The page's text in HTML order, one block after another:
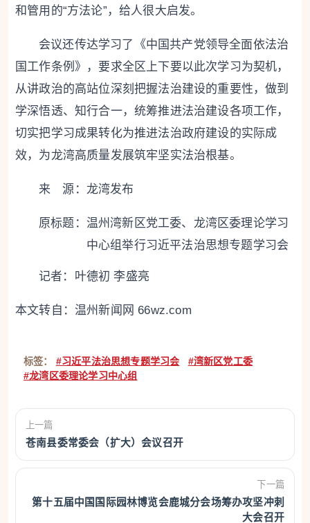
和管用的“方法论”，给人很大启发。
会议还传达学习了《中国共产党领导全面依法治
国工作条例》，要求全区上下要以此次学习为契机，
从讲政治的高站位深刻把握法治建设的重要性，做到
学深悟透、知行合一，统筹推进法治建设各项工作，
切实把学习成果转化为推进法治政府建设的实际成
效，为龙湾高质量发展筑牢坚实法治根基。
来 源：龙湾发布
原标题： 温州湾新区党工委、龙湾区委理论学习
中心组举行习近平法治思想专题学习会
记者：叶德初 李盛亮
本文转自： 温州新闻网 66wz.com
标签： #习近平法治思想专题学习会
#湾新区党工委
#龙湾区委理论学习中心组
上一篇
苍南县委常委会（扩大）会议召开
下一篇
第十五届中国国际园林博览会鹿城分会场筹办攻坚冲刺
大会召开